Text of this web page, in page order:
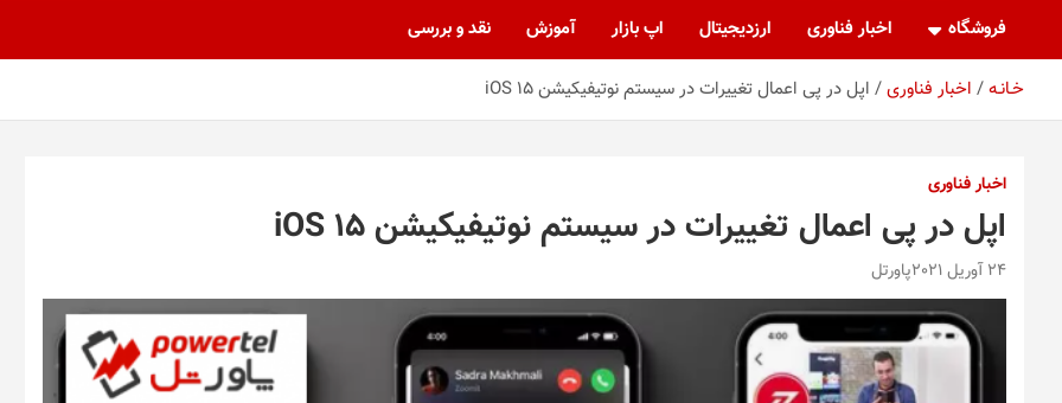
فروشگاه اخبار فناوری ارزدیجیتال اپ بازار آموزش نقد و بررسی
خـانـه اخبار فناوری اپل در پی اعمال تغییرات در سیستم نوتیفیکیشن iOS 15
اخبار فناوری
اپل در پی اعمال تغییرات در سیستم نوتیفیکیشن iOS 15
24 آوریل 2021 پاورتل